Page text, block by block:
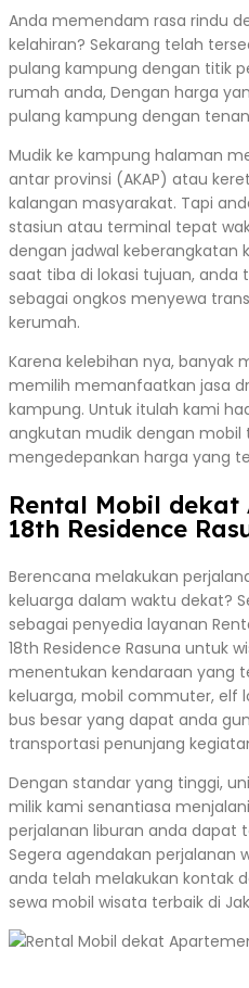
Anda memendam rasa rindu
kelahiran? Sekarang telah
pulang kampung dengan titik
rumah anda, Dengan harga
pulang kampung dengan
Mudik ke kampung halaman
antar provinsi (AKAP) atau
kalangan masyarakat. Tapi
stasiun atau terminal tepat
dengan jadwal keberangkatan
saat tiba di lokasi tujuan,
sebagai ongkos menyewa
kerumah.
Karena kelebihan nya, banyak
memilih memanfaatkan jasa
kampung. Untuk itulah kami
angkutan mudik dengan
mengedepankan harga yang
Rental Mobil dekat
18th Residence
Berencana melakukan
keluarga dalam waktu dekat?
sebagai penyedia layanan
18th Residence Rasuna untuk
menentukan kendaraan yang
keluarga, mobil commuter, elf
bus besar yang dapat anda
transportasi penunjang
Dengan standar yang tinggi,
milik kami senantiasa
perjalanan liburan anda dapat
Segera agendakan perjalanan
anda telah melakukan kontak
sewa mobil wisata terbaik di